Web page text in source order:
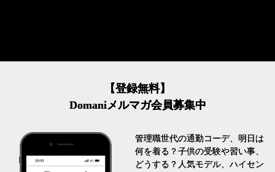
【登録無料】
Domaniメルマガ会員募集中
管理職世代の通勤コーデ、明日は
何を着る？子供の受験や習い事、
どうする？人気モデル、ハイセン